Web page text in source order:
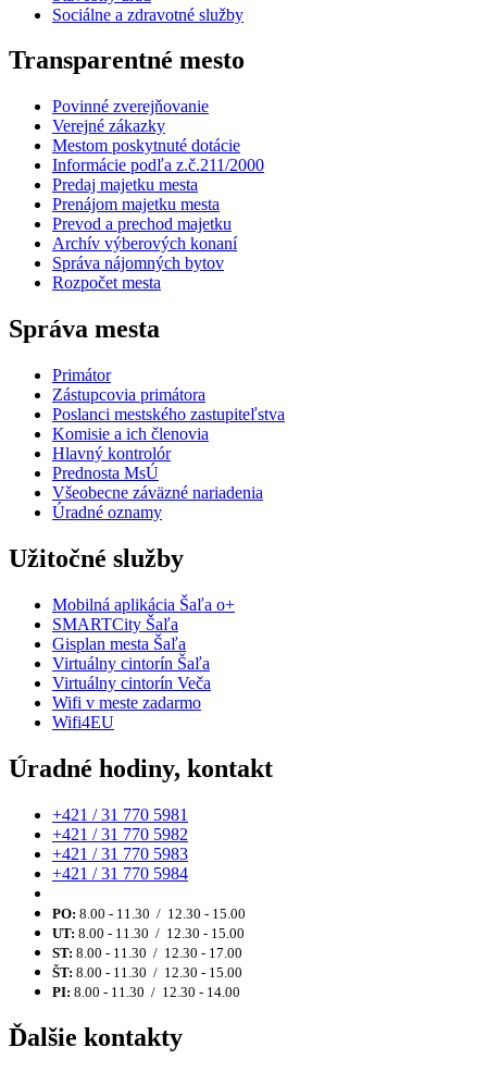
Sociálne a zdravotné služby
Transparentné mesto
Povinné zverejňovanie
Verejné zákazky
Mestom poskytnuté dotácie
Informácie podľa z.č.211/2000
Predaj majetku mesta
Prenájom majetku mesta
Prevod a prechod majetku
Archív výberových konaní
Správa nájomných bytov
Rozpočet mesta
Správa mesta
Primátor
Zástupcovia primátora
Poslanci mestského zastupiteľstva
Komisie a ich členovia
Hlavný kontrolór
Prednosta MsÚ
Všeobecne záväzné nariadenia
Úradné oznamy
Užitočné služby
Mobilná aplikácia Šaľa o+
SMARTCity Šaľa
Gisplan mesta Šaľa
Virtuálny cintorín Šaľa
Virtuálny cintorín Veča
Wifi v meste zadarmo
Wifi4EU
Úradné hodiny, kontakt
+421 / 31 770 5981
+421 / 31 770 5982
+421 / 31 770 5983
+421 / 31 770 5984
PO: 8.00 - 11.30 / 12.30 - 15.00
UT: 8.00 - 11.30 / 12.30 - 15.00
ST: 8.00 - 11.30 / 12.30 - 17.00
ŠT: 8.00 - 11.30 / 12.30 - 15.00
PI: 8.00 - 11.30 / 12.30 - 14.00
Ďalšie kontakty